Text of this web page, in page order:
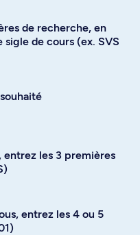
de recherche, en
de cours (ex. SVS
entrez les 3 premières
entrez les 4 ou 5